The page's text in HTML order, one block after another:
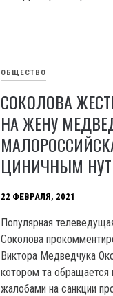
ОБЩЕСТВО
СОКОЛОВА
НА ЖЕНУ
ЦИНИЧНЫМ
22 ФЕВРАЛЯ, 2021
Популярная
Соколова
Виктора Медведчука
котором та обращается
жалобами на санкции